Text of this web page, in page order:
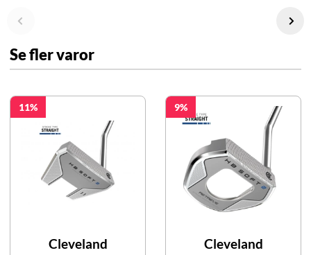
Se fler varor
11
Cleveland
9
Cleveland